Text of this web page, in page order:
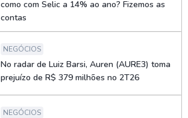
como com Selic a 14% ao ano? Fizemos as
contas
NEGÓCIOS
No radar de Luiz Barsi, Auren (AURE3) toma
prejuízo de R$ 379 milhões no 2T26
NEGÓCIOS